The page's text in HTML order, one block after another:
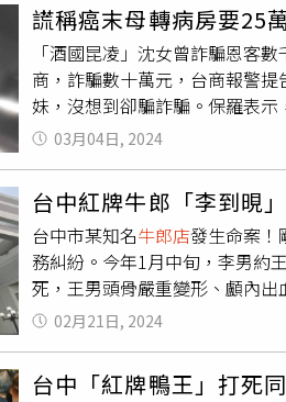
點，首先要充分瞭解對方，讓對
面，但要在對方第一次出錢時
榮心。之後，一名購買該教戰
邊也因此被視為詐欺共犯。日
強調，「透過詐欺手冊的發行
從寬處理，稱渡邊真衣起初也
學校，都沒有我的容身之處」
審理後認為，渡邊巧妙地假裝
判她9年有期徒刑，併科罰金
萬元）。日本媒體在法庭外採訪
仇恨。我只想說，我要把我被
聞網》指出，為了討蓮士歡心，
稱等她滿18歲要與她結婚，透
去報警，不過蓮士落網時表示
蓮士最後被警方依違反《風營
們高額賒帳，等她們付不出來
性透露，她的賒帳金額在2年
淫。報導引述日本女性支援團
團體有勾結的傳播公司，並與
落不明。針對這樣的情況，日
雄在國會接受質詢時稱，政府將
等，加強相關對策。 CTWANT
「被當公主對待」暈船牛郎還為
謊稱癌末母轉病房要25
「酒國昆凌」沈女曾詐騙恩客
商，詐騙數十萬元，台商報警
妹，沒想到卻騙詐騙。保羅表
他給了2萬元發生關係，對方卻
貌，性交易後又願意交往的妹
騙富商4000萬，最後她被判1
呂現在也很照顧她，而前台中
也算划算。但上月1日，張女打
之後張女又盜刷他的卡，又要他
保羅，希望他先墊15萬。最後
羅在包養網聊天的那些妹，都是
03月04日, 2024
台中紅牌牛郎「李到晛
台中市某知名牛郎店發生命案！
務糾紛。今年1月中旬，李男約
死，王男頭骨嚴重變形、顱內
該知名牛郎店藏身在台中鬧區
年，在牛郎界小有名氣，擁有
借款幾十萬元左右，雙方簽下
招待所協商，雙方疑似發生爭
02月21日, 2024
台中「紅牌鴨王」打死